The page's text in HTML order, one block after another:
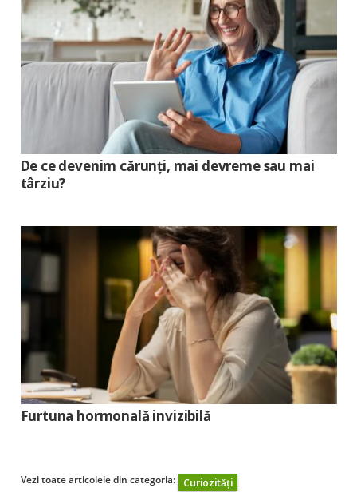
De ce devenim cărunți, mai devreme sau mai
târziu?
Furtuna hormonală invizibilă
Vezi toate articolele din categoria: Curiozități